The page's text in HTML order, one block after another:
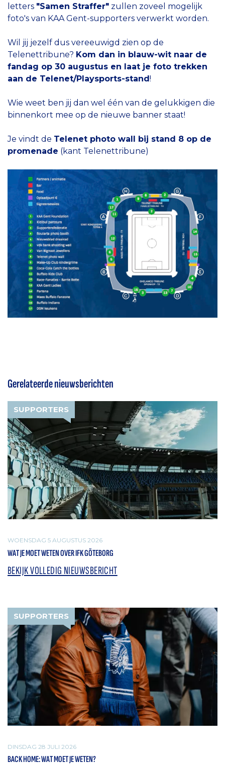
letters "Samen Straffer" zullen zoveel mogelijk
foto's van KAA Gent-supporters verwerkt worden.
Wil jij jezelf dus vereeuwigd zien op de
Telenettribune? Kom dan in blauw-wit naar de
fandag op 30 augustus en laat je foto trekken
aan de Telenet/Playsports-stand!
Wie weet ben jij dan wel één van de gelukkigen die
binnenkort mee op de nieuwe banner staat!
Je vindt de Telenet photo wall bij stand 8 op de
promenade (kant Telenettribune)
Gerelateerde nieuwsberichten
SUPPORTERS
WOENSDAG 5 AUGUSTUS 2026
WAT JE MOET WETEN OVER IFK GÖTEBORG
BEKIJK VOLLEDIG NIEUWSBERICHT
SUPPORTERS
DINSDAG 28 JULI 2026
BACK HOME: WAT MOET JE WETEN?